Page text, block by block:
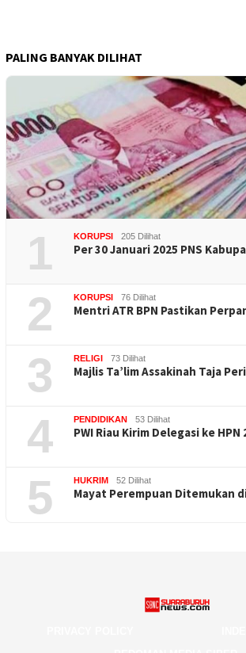
PALING BANYAK DILIHAT
1 KORUPSI 205 Dilihat
Per 30 Januari 2025 PNS
2 KORUPSI 76 Dilihat
Mentri ATR BPN Pastikan
3 RELIGI 73 Dilihat
Majlis Ta’lim Assakinah Taja
4 PENDIDIKAN 53 Dilihat
PWI Riau Kirim Delegasi ke
5 HUKRIM 52 Dilihat
Mayat Perempuan Ditemukan